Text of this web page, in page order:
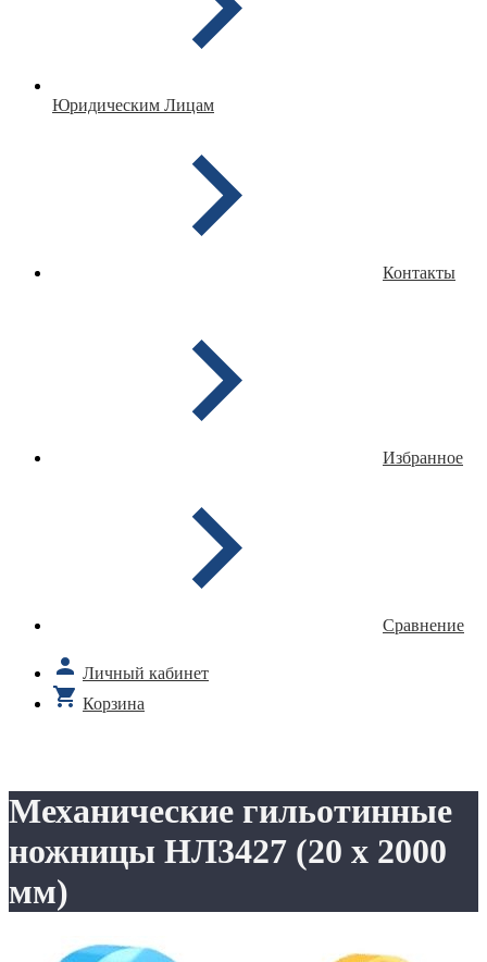
Юридическим Лицам
Контакты
Избранное
Сравнение
Личный кабинет
Корзина
Механические гильотинные
ножницы НЛ3427 (20 х 2000
мм)